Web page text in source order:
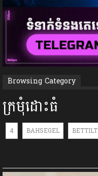
Browsing Category
ក្រមំុដោះធំ
4 BAHSEGEL BETTILT